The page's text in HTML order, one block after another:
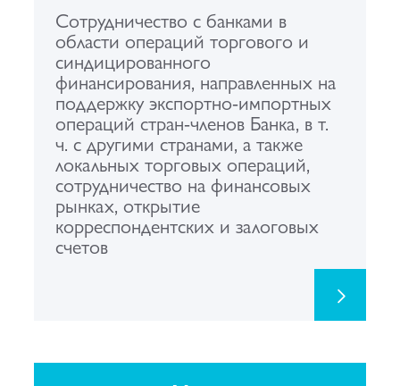
Сотрудничество с банками в
области операций торгового и
синдицированного
финансирования, направленных на
поддержку экспортно-импортных
операций стран-членов Банка, в т.
ч. с другими странами, а также
локальных торговых операций,
сотрудничество на финансовых
рынках, открытие
корреспондентских и залоговых
счетов